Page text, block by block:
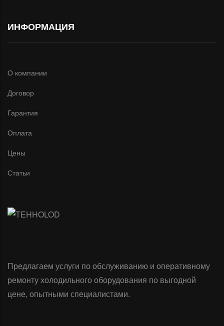
ИНФОРМАЦИЯ
О компании
Договор
Гарантия
Оплата
Цены
Статьи
Предлагаем услуги по обслуживанию и оперативному
ремонту холодильного оборудования по выгодной
цене, опытными специалистами.